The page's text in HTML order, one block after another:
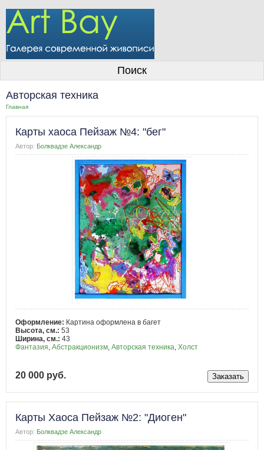
Информация для покупателей
Размещение работ
Контакты
Личный кабинет
Поиск
Авторская техника
Главная
Карты хаоса Пейзаж №4: "бег"
Автор: Болквадзе Александр
Оформление: Картина оформлена в багет
Высота, см.: 53
Ширина, см.: 43
Фантазия, Абстракционизм, Авторская техника, Холст
20 000 руб.
Карты Хаоса Пейзаж №2: "Диоген"
Автор: Болквадзе Александр